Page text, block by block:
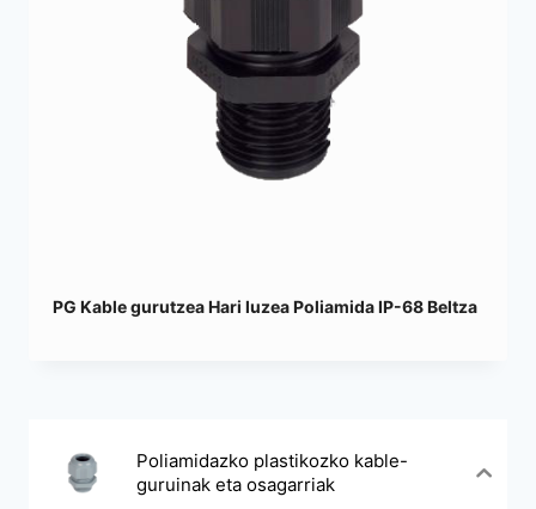
Poliamidazko plastikozko kable-
guruinak eta osagarriak
PG Kable gurutzea Hari luzea Poliamida IP-68 Beltza